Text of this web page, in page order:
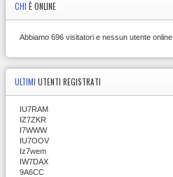
CHI È ONLINE
Abbiamo 696 visitatori e nessun utente online
ULTIMI UTENTI REGISTRATI
IU7RAM
IZ7ZKR
I7WWW
IU7OOV
Iz7wem
IW7DAX
9A6CC